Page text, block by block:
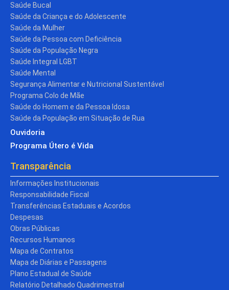
Saúde Bucal
Saúde da Criança e do Adolescente
Saúde da Mulher
Saúde da Pessoa com Deficiência
Saúde da População Negra
Saúde Integral LGBT
Saúde Mental
Segurança Alimentar e Nutricional Sustentável
Programa Colo de Mãe
Saúde do Homem e da Pessoa Idosa
Saúde da População em Situação de Rua
Ouvidoria
Programa Útero é Vida
Transparência
Informações Institucionais
Responsabilidade Fiscal
Transferências Estaduais e Acordos
Despesas
Obras Públicas
Recursos Humanos
Mapa de Contratos
Mapa de Diárias e Passagens
Plano Estadual de Saúde
Relatório Detalhado Quadrimestral